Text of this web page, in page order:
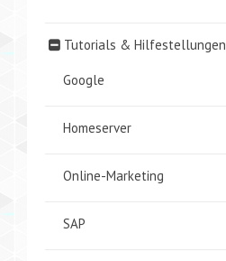
Tutorials & Hilfestellungen
Google
Homeserver
Online-Marketing
SAP